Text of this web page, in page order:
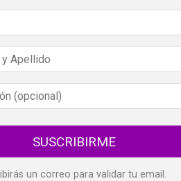
SUSCRIBIRME
un correo para validar tu email.